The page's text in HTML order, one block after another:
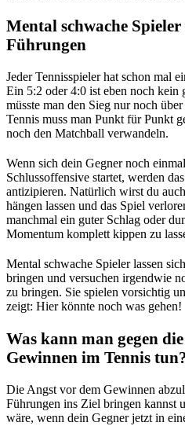
Mental schwache
Führungen
Jeder Tennisspieler hat schon mal
Ein 5:2 oder 4:0 ist eben noch kein
müsste man den Sieg nur noch
Tennis muss man Punkt für Punkt
noch den Matchball verwandeln.
Wenn sich dein Gegner noch
Schlussoffensive startet, werden
antizipieren. Natürlich wirst du
hängen lassen und das Spiel
manchmal ein guter Schlag oder
Momentum komplett kippen zu
Mental schwache Spieler lassen
bringen und versuchen irgendwie
zu bringen. Sie spielen vorsichtig
zeigt: Hier könnte noch was gehen!
Was kann man gegen
Gewinnen im Tennis
Die Angst vor dem Gewinnen
Führungen ins Ziel bringen kannst
wäre, wenn dein Gegner jetzt in